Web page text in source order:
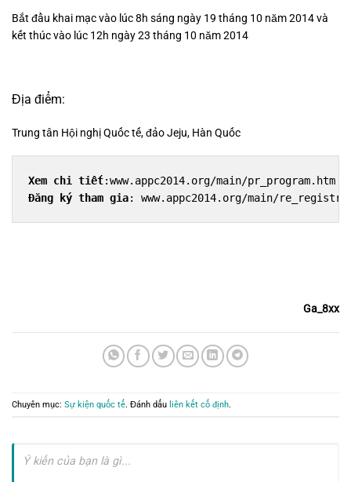
Bắt đầu khai mạc vào lúc 8h sáng ngày 19 tháng 10 năm 2014 và
kết thúc vào lúc 12h ngày 23 tháng 10 năm 2014
Địa điểm:
Trung tân Hội nghị Quốc tế, đảo Jeju, Hàn Quốc
Xem chi tiết:www.appc2014.org/main/pr_program.htm
Đăng ký tham gia: www.appc2014.org/main/
Ga_8xx
Chuyên mục: Sự kiện quốc tế. Đánh dấu liên kết cố định.